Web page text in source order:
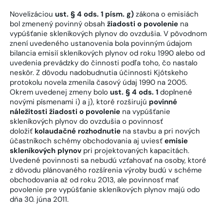
Novelizáciou ust. § 4 ods. 1 písm. g) zákona o emisiách
bol zmenený povinný obsah žiadosti o povolenie na
vypúšťanie skleníkových plynov do ovzdušia. V pôvodnom
znení uvedeného ustanovenia bola povinným údajom
bilancia emisií skleníkových plynov od roku 1990 alebo od
uvedenia prevádzky do činnosti podľa toho, čo nastalo
neskôr. Z dôvodu nadobudnutia účinnosti Kjótskeho
protokolu novela zmenila časový údaj 1990 na 2005.
Okrem uvedenej zmeny bolo ust. § 4 ods. 1 doplnené
novými písmenami i) a j), ktoré rozširujú povinné
náležitosti žiadosti o povolenie na vypúšťanie
skleníkových plynov do ovzdušia o povinnosť
doložiť kolaudačné rozhodnutie na stavbu a pri nových
účastníkoch schémy obchodovania aj uviesť emisie
skleníkových plynov pri projektovaných kapacitách.
Uvedené povinnosti sa nebudú vzťahovať na osoby, ktoré
z dôvodu plánovaného rozšírenia výroby budú v schéme
obchodovania až od roku 2013, ale povinnosť mať
povolenie pre vypúšťanie skleníkových plynov majú odo
dňa 30. júna 2011.